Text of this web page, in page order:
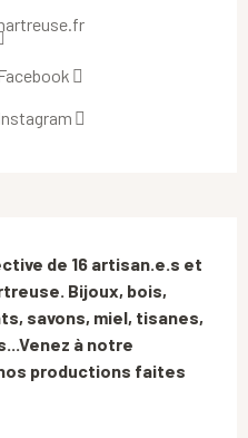
de 16 artisan.e.s et
Bijoux, bois,
savons, miel, tisanes,
à notre
productions faites